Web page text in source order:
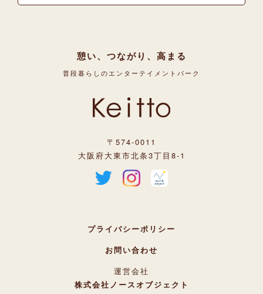
憩い、つながり、高まる
普段暮らしのエンターテイメントパーク
〒574-0011
大阪府大東市北条3丁目8-1
プライバシーポリシー
お問い合わせ
運営会社
株式会社ノースオブジェクト